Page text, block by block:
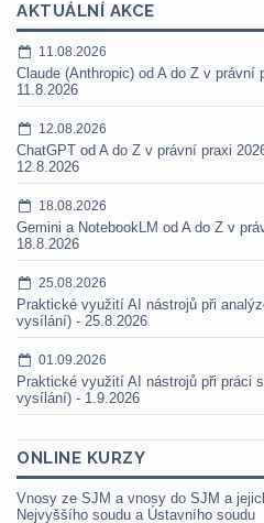
AKTUÁLNÍ AKCE
11.08.2026
Claude (Anthropic) od A do Z v
11.8.2026
12.08.2026
ChatGPT od A do Z v právní praxi
12.8.2026
18.08.2026
Gemini a NotebookLM od A do Z v
18.8.2026
25.08.2026
Praktické využití AI nástrojů při
vysílání) - 25.8.2026
01.09.2026
Praktické využití AI nástrojů při práci
vysílání) - 1.9.2026
ONLINE KURZY
Vnosy ze SJM a vnosy do SJM a
Nejvyššího soudu a Ústavního soudu